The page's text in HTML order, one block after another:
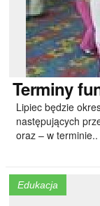
Terminy
Lipiec będzie
następujących
oraz – w terminie..
Edukacja